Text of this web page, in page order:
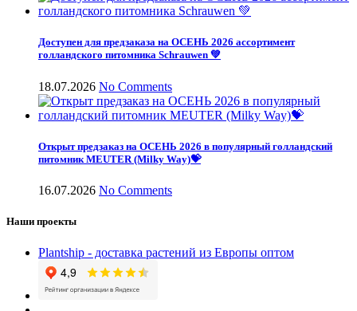
Доступен для предзаказа на ОСЕНЬ 2026 ассортимент
голландского питомника Schrauwen 💚
18.07.2026 No Comments
Открыт предзаказ на ОСЕНЬ 2026 в популярный голландский
питомник MEUTER (Milky Way)💝
16.07.2026 No Comments
Наши проекты
Plantship - доставка растений из Европы оптом